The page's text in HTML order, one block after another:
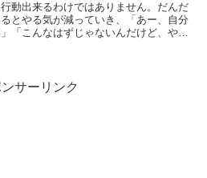
動出来るわけではありません。だんだ
とやる気が減っていき、「あー、自分
「こんなはずじゃないんだけど、やる
サーリンク